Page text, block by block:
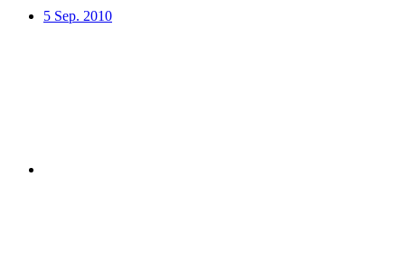
5 Sep. 2010